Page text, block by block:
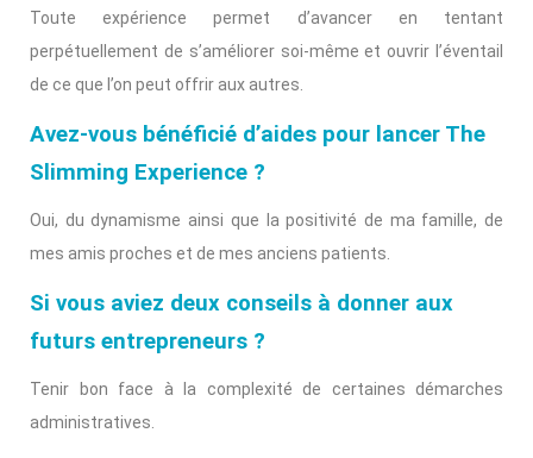
Toute expérience permet d’avancer en tentant
perpétuellement de s’améliorer soi-même et ouvrir l’éventail
de ce que l’on peut offrir aux autres.
Avez-vous bénéficié d’aides pour lancer The
Slimming Experience ?
Oui, du dynamisme ainsi que la positivité de ma famille, de
mes amis proches et de mes anciens patients.
Si vous aviez deux conseils à donner aux
futurs entrepreneurs ?
Tenir bon face à la complexité de certaines démarches
administratives.